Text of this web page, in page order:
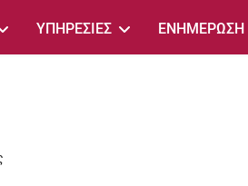
ΥΠΗΡΕΣΙΕΣ ΕΝΗΜΕΡΩΣΗ